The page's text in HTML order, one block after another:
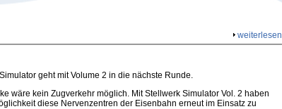
weiterlesen
geht mit Volume 2 in die nächste Runde.
wäre kein Zugverkehr möglich. Mit Stellwerk Simulator Vol. 2 haben
diese Nervenzentren der Eisenbahn erneut im Einsatz zu